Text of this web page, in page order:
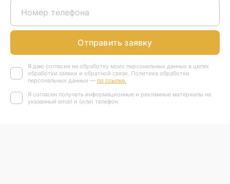
Отправить заявку
Я даю согласие на обработку моих персональных данных в целях
обработки заявки и обратной связи. Политика обработки
персональных данных — по ссылке.
Я согласен получать информационные и рекламные материалы на
указанный email и (или) телефон.